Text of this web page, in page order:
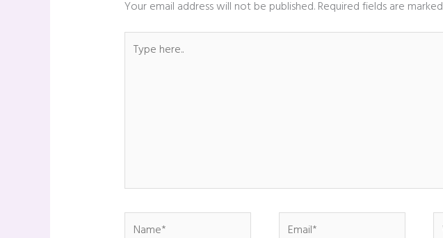
Your email address will not be published. Required fields are marked
here..